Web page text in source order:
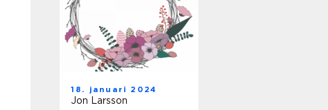
18. januari 2024
Jon Larsson